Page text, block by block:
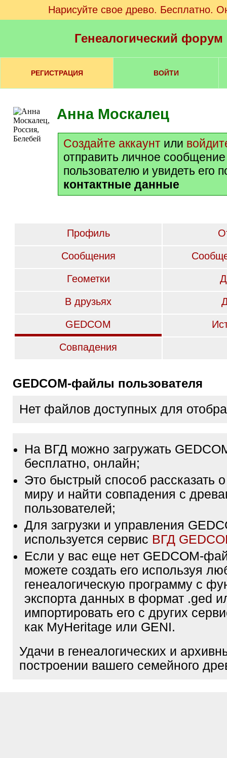
Нарисуйте свое древо. Бесплатно.
Генеалогический
РЕГИСТРАЦИЯ ВОЙТИ
Анна Москалец
Создайте аккаунт или
отправить личное
пользователю и увидеть его
контактные данные
Профиль
Сообщения
Геометки
В друзьях
GEDCOM
Совпадения
GEDCOM-файлы пользователя
Нет файлов доступных для
На ВГД можно загружать
бесплатно, онлайн;
Это быстрый способ рассказать
миру и найти совпадения с
пользователей;
Для загрузки и управления
используется сервис ВГД
Если у вас еще нет GEDCOM-
можете создать его используя
генеалогическую программу с
экспорта данных в формат .ged
импортировать его с других
как MyHeritage или GENI.
Удачи в генеалогических и
построении вашего семейного